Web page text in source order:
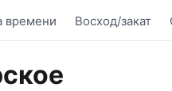
времени Восход/закат